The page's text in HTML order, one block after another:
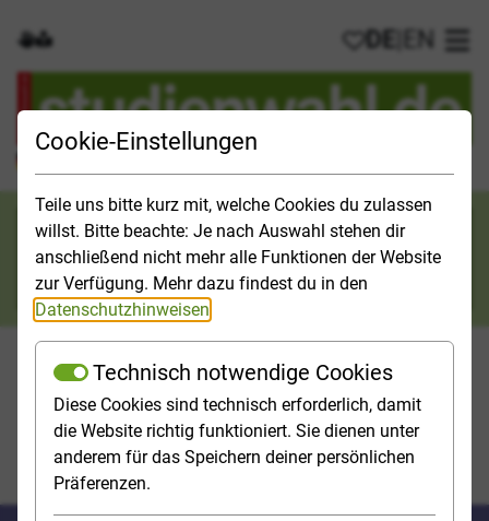
Cookie-Einstellungen
Teile uns bitte kurz mit, welche Cookies du zulassen
willst. Bitte beachte: Je nach Auswahl stehen dir
anschließend nicht mehr alle Funktionen der Website
zur Verfügung. Mehr dazu findest du in den
Datenschutzhinweisen
Technisch notwendige Cookies
Diese Cookies sind technisch erforderlich, damit
die Website richtig funktioniert. Sie dienen unter
anderem für das Speichern deiner persönlichen
Präferenzen.
Gebärdensprache
Leichte Sprache
Meine
DE EN
Suchkategorie
Orientieren Studieninfos Studienfelder
StartseiteStudienführer